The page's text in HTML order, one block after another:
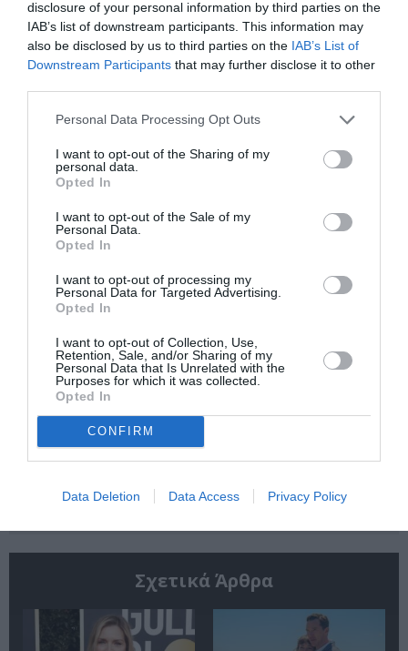
disclosure of your personal information by third parties on the
IAB’s list of downstream participants. This information may
also be disclosed by us to third parties on the IAB’s List of
Downstream Participants that may further disclose it to other
Personal Data Processing Opt Outs
I want to opt-out of the Sharing of my
personal data.
Opted In
I want to opt-out of the Sale of my
Personal Data.
Opted In
I want to opt-out of processing my
Personal Data for Targeted Advertising.
Opted In
I want to opt-out of Collection, Use,
Retention, Sale, and/or Sharing of my
Personal Data that Is Unrelated with the
Purposes for which it was collected.
Opted In
CONFIRM
Data Deletion Data Access Privacy Policy
Ακολουθήστε το Culturenow.gr στο Google News και
μάθετε πρώτοι όλες τις ειδήσεις
τελευταία νέα
για την Τέχνη και τον
Νέοι Διαγωνισμοί ❯
Tags
ΘΕΡΙΝΑ ΣΙΝΕΜΑ
ΘΡΙΛΕΡ - ΤΡΟΜΟΥ
ΝΕΕΣ ΤΑΙΝΙΕΣ - ΤΑΙΝΙΕΣ ΤΗΣ ΕΒΔΟΜΑΔΑΣ
Newsletter
Κάθε βδομάδα στο e-mail σας τα τελευταία νέα για
την Τέχνη και τον Πολιτισμό!
Σχετικά Άρθρα